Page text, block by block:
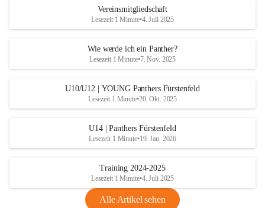
Vereinsmitgliedschaft
Lesezeit 1 Minute•4. Juli 2025
Wie werde ich ein Panther?
Lesezeit 1 Minute•7. Nov. 2025
U10/U12 | YOUNG Panthers Fürstenfeld
Lesezeit 1 Minute•20. Okt. 2025
U14 | Panthers Fürstenfeld
Lesezeit 1 Minute•19. Jan. 2026
Training 2024-2025
Lesezeit 1 Minute•4. Juli 2025
Alle Artikel sehen